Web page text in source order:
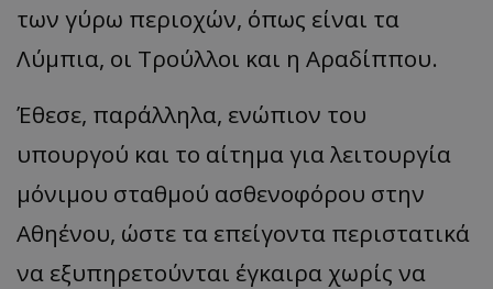
των γύρω περιοχών, όπως είναι τα
Λύμπια, οι Τρούλλοι και η Αραδίππου.
Έθεσε, παράλληλα, ενώπιον του
υπουργού και το αίτημα για λειτουργία
μόνιμου σταθμού ασθενοφόρου στην
Αθηένου, ώστε τα επείγοντα περιστατικά
να εξυπηρετούνται έγκαιρα χωρίς να